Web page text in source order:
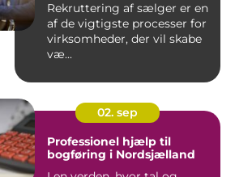
Rekruttering af sælger er en
af de vigtigste processer for
virksomheder, der vil skabe
væ...
02. sep
Professionel hjælp til
bogføring i Nordsjælland